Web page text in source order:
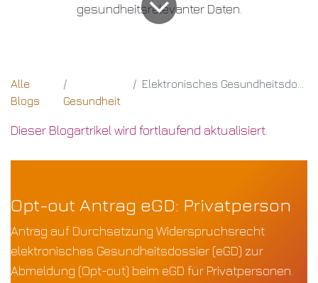
gesundheitsrelevanter Daten.
Alle
Blogs
Gesundheit
Elektronisches Gesundheitsdossier
Dieser Blogartrikel wird fortlaufend aktualisiert.
Opt-out Antrag eGD: Privatperson
Antrag auf Durchsetzung Widerspruchsrecht
elektronisches Gesundheitsdossier (eGD) zur
Abmeldung (Opt-out) beim eGD für Privatpersonen.